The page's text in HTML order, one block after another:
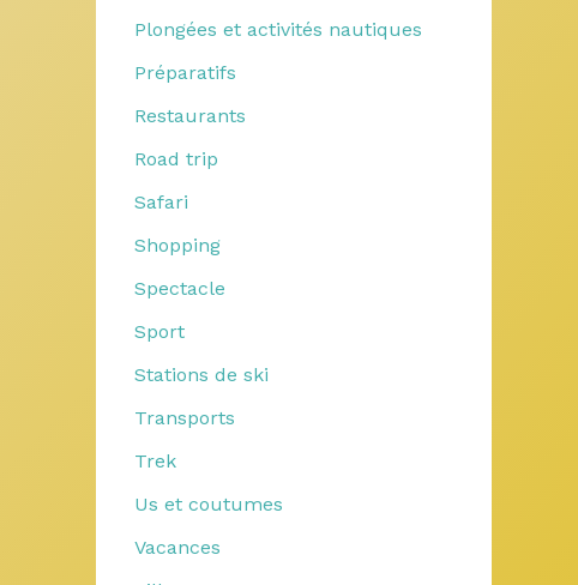
Plongées et activités nautiques
Préparatifs
Restaurants
Road trip
Safari
Shopping
Spectacle
Sport
Stations de ski
Transports
Trek
Us et coutumes
Vacances